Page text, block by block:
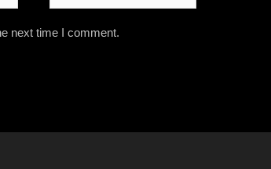
next time I comment.